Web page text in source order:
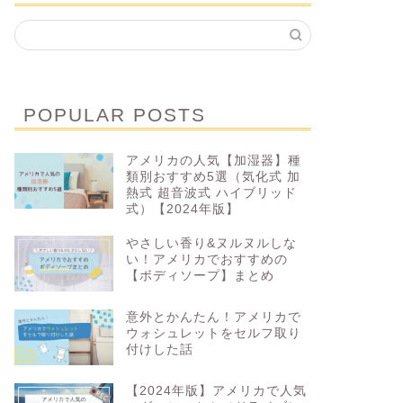
今年こそ理想のボディに！アメリカ
で【ダイエット&ボディメイク】に
役立つアイテム9選
2023年1月10日
おすすめアイテム
POPULAR POSTS
アメリカの人気【加湿器】種
類別おすすめ5選（気化式 加
熱式 超音波式 ハイブリッド
式）【2024年版】
やさしい香り&ヌルヌルしな
い！アメリカでおすすめの
【ボディソープ】まとめ
意外とかんたん！アメリカで
ウォシュレットをセルフ取り
付けした話
【2024年版】アメリカで人気